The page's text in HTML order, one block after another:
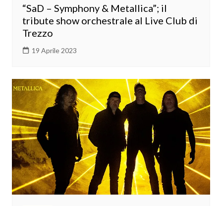
“SaD – Symphony & Metallica”; il
tribute show orchestrale al Live Club di
Trezzo
19 Aprile 2023